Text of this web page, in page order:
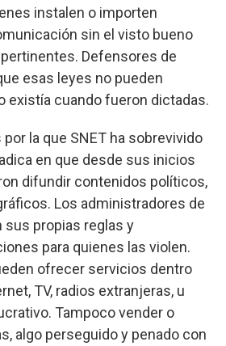
instalen o importen
sin el visto bueno
Defensores de
esas leyes no pueden
existía cuando fueron dictadas.
la que SNET ha sobrevivido
en que desde sus inicios
difundir contenidos políticos,
Los administradores de
sus propias reglas y
para quienes las violen.
ofrecer servicios dentro
TV, radios extranjeras, u
Tampoco vender o
algo perseguido y penado con